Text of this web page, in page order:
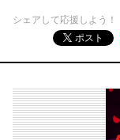
シェアして応援しよう！
ポスト